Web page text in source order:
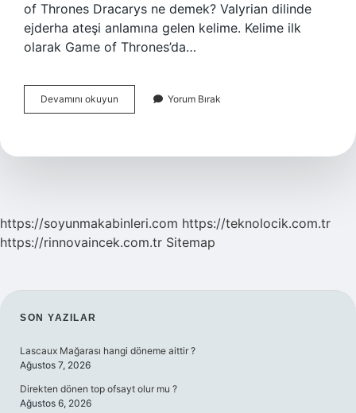
of Thrones Dracarys ne demek? Valyrian dilinde
ejderha ateşi anlamına gelen kelime. Kelime ilk
olarak Game of Thrones’da…
Devamını okuyun
Of
Ne
Yorum Bırak
https://soyunmakabinleri.com https://teknolocik.com.tr
https://rinnovaincek.com.tr Sitemap
SIDEBAR
SON YAZILAR
Lascaux Mağarası hangi döneme aittir ?
Ağustos 7, 2026
Direkten dönen top ofsayt olur mu ?
Ağustos 6, 2026